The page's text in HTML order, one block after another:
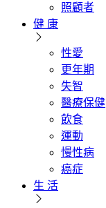
照顧者
健 康
性愛
更年期
失智
醫療保健
飲食
運動
慢性病
癌症
生 活